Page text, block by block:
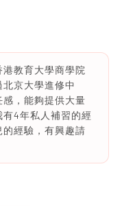
教育大學商學院
京大學進修中
，能夠提供大量
4年私人補習的經
經驗，有興趣請